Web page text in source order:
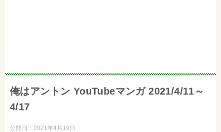
俺はアントン YouTubeマンガ 2021/4/11～
4/17
公開日： 2021年4月19日